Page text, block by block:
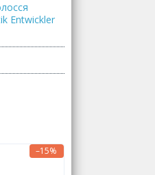
Entwickler
–15%